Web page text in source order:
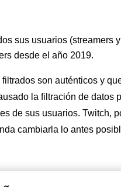
sus usuarios (streamers
desde el año 2019.
son auténticos y
la filtración de datos
de sus usuarios. Twitch,
cambiarla lo antes